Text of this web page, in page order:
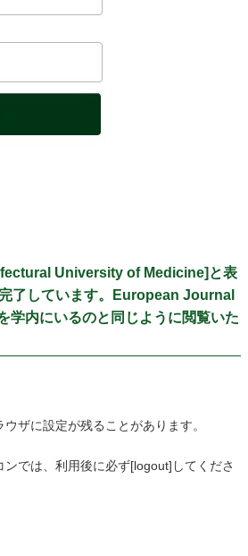
University of Medicine]と表
了しています。European Journal
内にいるのと同じように閲覧いた
ザに設定が残ることがあります。
では、利用後に必ず[logout]してくださ